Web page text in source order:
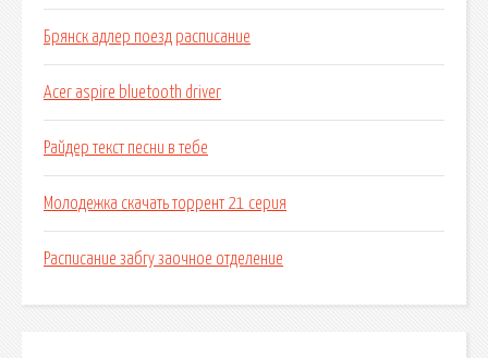
Брянск адлер поезд расписание
Acer aspire bluetooth driver
Райдер текст песни в тебе
Молодежка скачать торрент 21 серия
Расписание забгу заочное отделение